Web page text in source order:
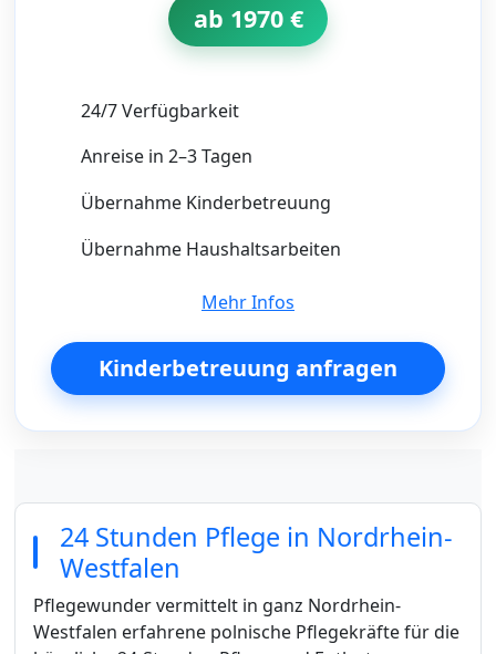
ab 1970 €
24/7 Verfügbarkeit
Anreise in 2–3 Tagen
Übernahme Kinderbetreuung
Übernahme Haushaltsarbeiten
Mehr Infos
Kinderbetreuung anfragen
24 Stunden Pflege in Nordrhein-
Westfalen
Pflegewunder vermittelt in ganz Nordrhein-
Westfalen erfahrene polnische Pflegekräfte für die